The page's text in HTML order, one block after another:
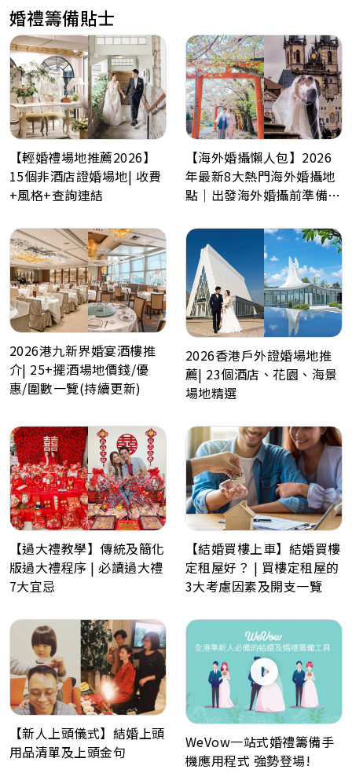
婚禮籌備貼士
【輕婚禮場地推薦2026】
15個非酒店證婚場地| 收費
+風格+查詢連結
【海外婚攝懶人包】2026
年最新8大熱門海外婚攝地
點｜出發海外婚攝前準備事
2026港九新界婚宴酒樓推
介| 25+擺酒場地價錢/優
惠/圍數一覽(持續更新)
2026香港戶外證婚場地推
薦| 23個酒店、花園、海景
場地精選
【過大禮教學】傳統及簡化
版過大禮程序 | 必讀過大禮
7大宜忌
【結婚買樓上車】結婚買樓
定租屋好？ | 買樓定租屋的
3大考慮因素及開支一覽
【新人上頭儀式】結婚上頭
用品清單及上頭金句
WeVow一站式婚禮籌備手
機應用程式 強勢登場!